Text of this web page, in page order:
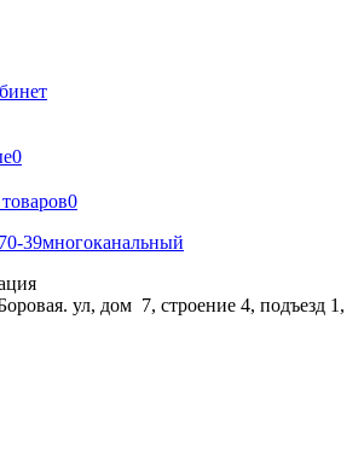
0
0
39многоканальный
ул, дом 7, строение 4, подъезд 1,